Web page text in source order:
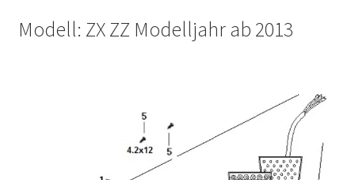
Modell: ZX ZZ Modelljahr ab 2013